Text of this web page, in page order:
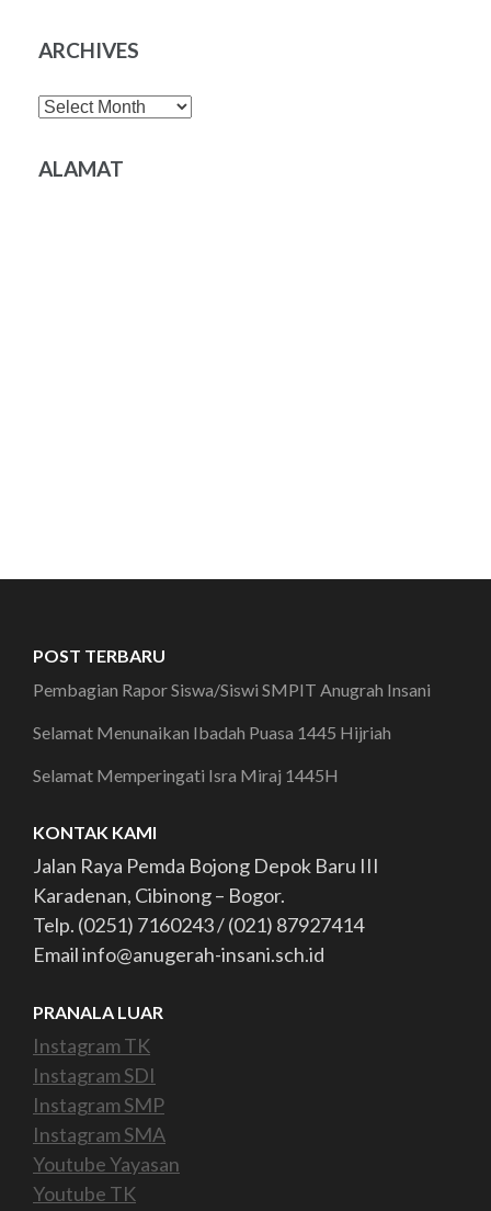
ARCHIVES
Archives
ALAMAT
POST TERBARU
Pembagian Rapor Siswa/Siswi SMPIT Anugrah Insani
Selamat Menunaikan Ibadah Puasa 1445 Hijriah
Selamat Memperingati Isra Miraj 1445H
KONTAK KAMI
Jalan Raya Pemda Bojong Depok Baru III
Karadenan, Cibinong – Bogor.
Telp. (0251) 7160243 / (021) 87927414
Email info@anugerah-insani.sch.id
PRANALA LUAR
Instagram TK
Instagram SDI
Instagram SMP
Instagram SMA
Youtube Yayasan
Youtube TK